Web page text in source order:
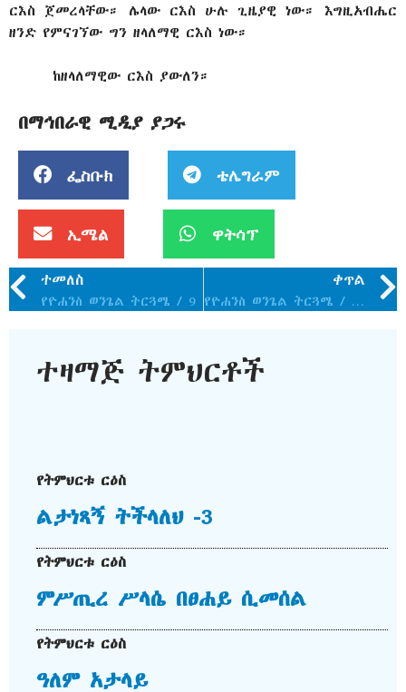
ርእስ ጀመረላቸው። ሌላው ርእስ ሁሉ ጊዜያዊ ነው። እግዚአብሔር
ዘንድ የምናገኘው ግን ዘላለማዊ ርእስ ነው።
ከዘላለማዊው ርእስ ያውለን።
በማኅበራዊ ሚዲያ ያጋሩ
ፌስቡክ ቴሌግራም
ኢሜል ዋትሳፕ
ተመለስ
የዮሐንስ ወንጌል ትርጓሜ / 9
ቀጥል
የዮሐንስ ወንጌል ትርጓሜ / 12
ተዛማጅ ትምህርቶች
የትምህርቱ ርዕስ
ልታነጻኝ ትችላለህ -3
የትምህርቱ ርዕስ
ምሥጢረ ሥላሴ በፀሐይ ሲመሰል
የትምህርቱ ርዕስ
ዓለም አታላይ